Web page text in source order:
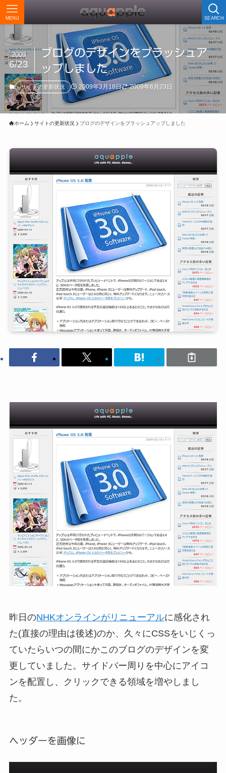
SEARCH
MENU
ブログのデザインをブラッシュア
ップしました
2009
6/23
サイトの更新状況 2009年3月18日 2009年6月23日
ホーム サイトの更新状況 ブログのデザインをブラッシュアップしました
昨日のNHKオンラインがリニューアルに感化され
た(直接の理由は後述)のか、久々にCSSをいじくっ
ていたらいつの間にかこのブログのデザインを変
更していました。サイドバー周りを中心にアイコ
ンを配置し、クリックできる領域を増やしまし
た。
ヘッダーを画像に